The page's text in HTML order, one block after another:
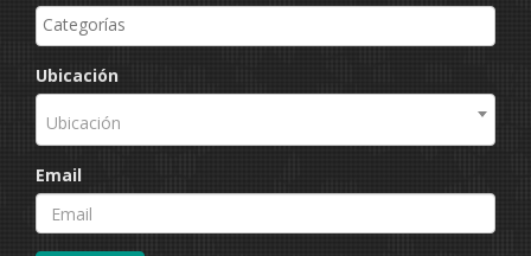
Ubicación
Ubicación
Email